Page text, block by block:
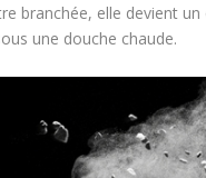
branchée, elle devient
une douche chaude.